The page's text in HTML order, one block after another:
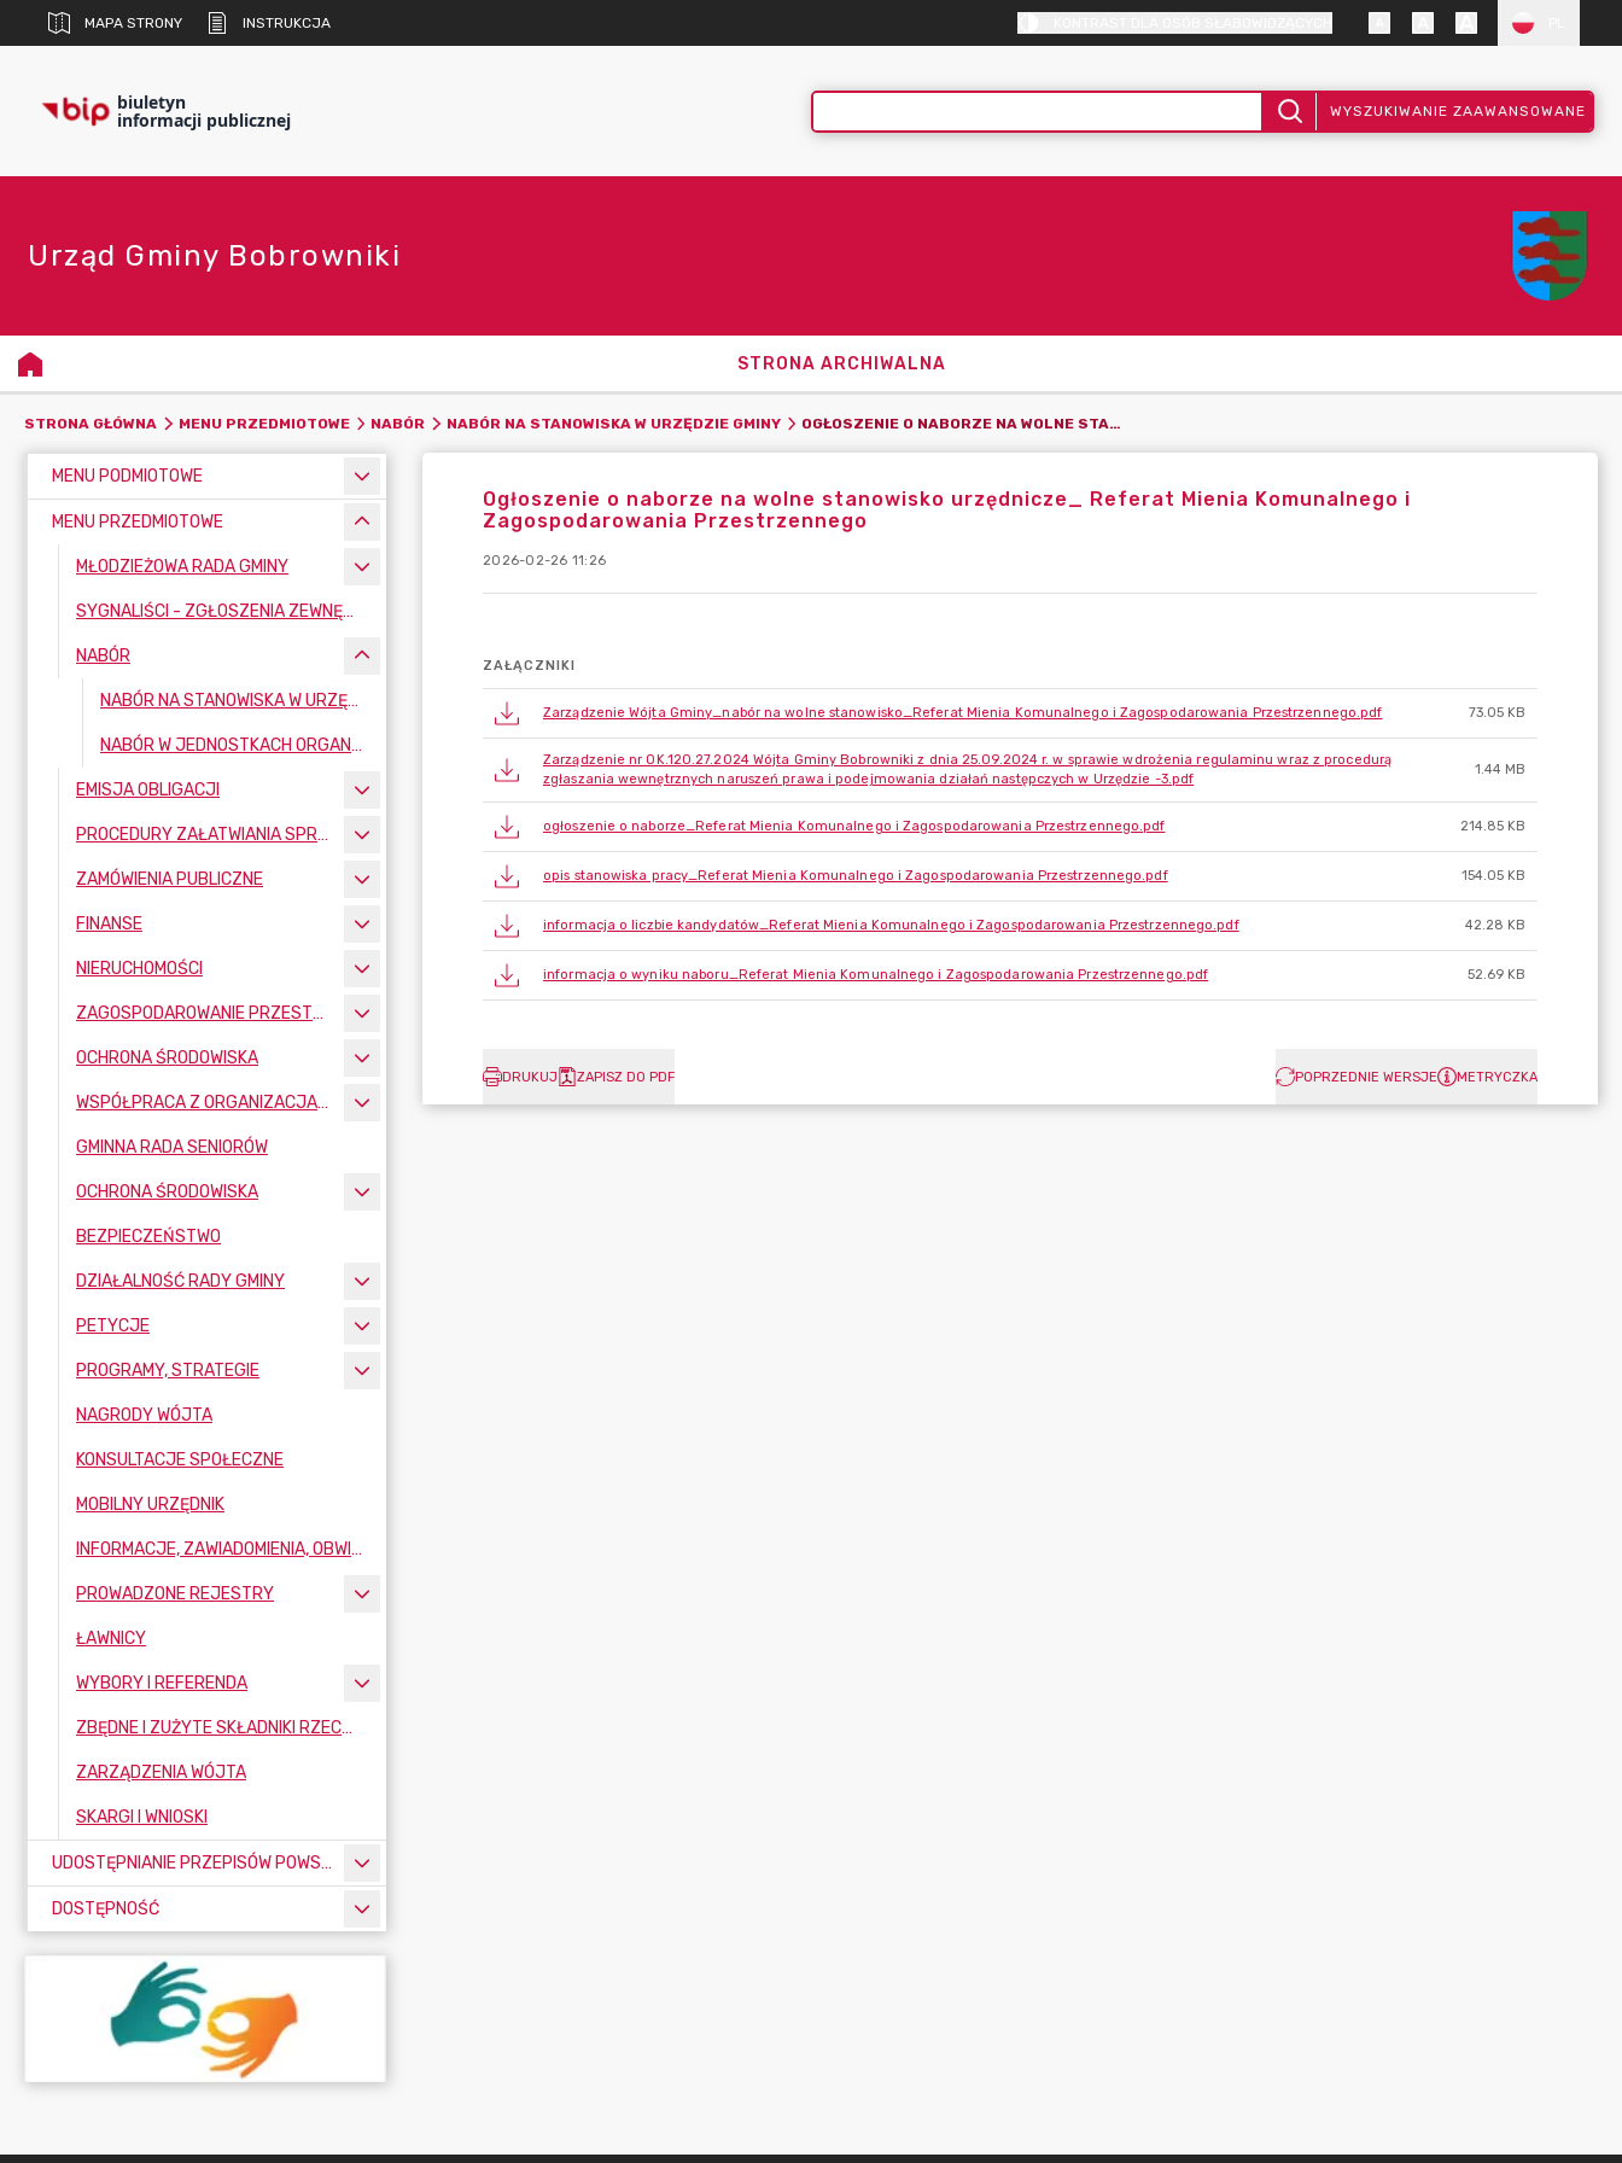
MAPA STRONY INSTRUKCJA
biuletyn
informacji publicznej WYSZUKIWANIE ZAAWANSOWANE
Urząd Gminy Bobrowniki
STRONA ARCHIWALNA
STRONA GŁÓWNA MENU PRZEDMIOTOWE NABÓR NABÓR NA STANOWISKA W URZĘDZIE GMINY OGŁOSZENIE O NABORZE NA WOLNE STANOWISKO URZĘDNICZE_ REFERAT MIENIA KOMUNALNEGO I ZAGOSPODAROWANIA PRZESTRZENNEGO
MENU PODMIOTOWE
MENU PRZEDMIOTOWE
MŁODZIEŻOWA RADA GMINY
SYGNALIŚCI - ZGŁOSZENIA ZEWNĘTRZNE
NABÓR
NABÓR NA STANOWISKA W URZĘDZIE GMINY
NABÓR W JEDNOSTKACH ORGANIZACYJNYCH
EMISJA OBLIGACJI
PROCEDURY ZAŁATWIANIA SPRAW
ZAMÓWIENIA PUBLICZNE
FINANSE
NIERUCHOMOŚCI
ZAGOSPODAROWANIE PRZESTRZENNE
OCHRONA ŚRODOWISKA
WSPÓŁPRACA Z ORGANIZACJAMI POZARZĄDOWYMI
GMINNA RADA SENIORÓW
OCHRONA ŚRODOWISKA
BEZPIECZEŃSTWO
DZIAŁALNOŚĆ RADY GMINY
PETYCJE
PROGRAMY, STRATEGIE
NAGRODY WÓJTA
KONSULTACJE SPOŁECZNE
MOBILNY URZĘDNIK
INFORMACJE, ZAWIADOMIENIA, OBWIESZCZENIA
PROWADZONE REJESTRY
ŁAWNICY
WYBORY I REFERENDA
ZBĘDNE I ZUŻYTE SKŁADNIKI RZECZOWE MAJĄTKU RUCHOMEGO
ZARZĄDZENIA WÓJTA
SKARGI I WNIOSKI
UDOSTĘPNIANIE PRZEPISÓW POWSZECHNIE OBOWIĄZUJĄCYCH
DOSTĘPNOŚĆ
Ogłoszenie o naborze na wolne stanowisko urzędnicze_ Referat Mienia Komunalnego i
Zagospodarowania Przestrzennego
2026-02-26 11:26
ZAŁĄCZNIKI
Zarządzenie Wójta Gminy_nabór na wolne stanowisko_Referat Mienia Komunalnego i Zagospodarowania Przestrzennego.pdf 73.05 KB
Zarządzenie nr OK.120.27.2024 Wójta Gminy Bobrowniki z dnia 25.09.2024 r. w sprawie wdrożenia regulaminu wraz z procedurą
zgłaszania wewnętrznych naruszeń prawa i podejmowania działań następczych w Urzędzie -3.pdf
1.44 MB
ogłoszenie o naborze_Referat Mienia Komunalnego i Zagospodarowania Przestrzennego.pdf 214.85 KB
opis stanowiska pracy_Referat Mienia Komunalnego i Zagospodarowania Przestrzennego.pdf 154.05 KB
informacja o liczbie kandydatów_Referat Mienia Komunalnego i Zagospodarowania Przestrzennego.pdf 42.28 KB
informacja o wyniku naboru_Referat Mienia Komunalnego i Zagospodarowania Przestrzennego.pdf 52.69 KB
DRUKUJ ZAPISZ DO PDF POPRZEDNIE WERSJE METRYCZKA